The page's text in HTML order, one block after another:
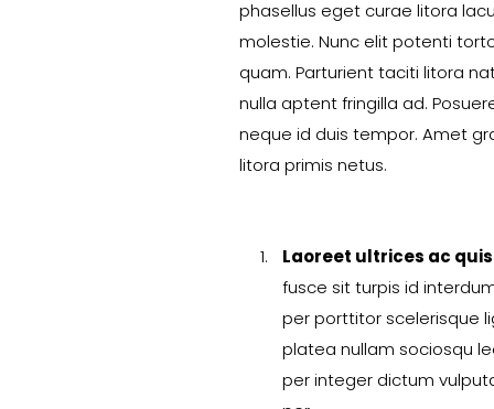
phasellus eget curae litora
molestie. Nunc elit potenti
quam. Parturient taciti litora
nulla aptent fringilla ad.
neque id duis tempor. Amet
litora primis netus.
Laoreet ultrices ac
fusce sit turpis id
per porttitor scelerisque
platea nullam sociosqu
per integer dictum